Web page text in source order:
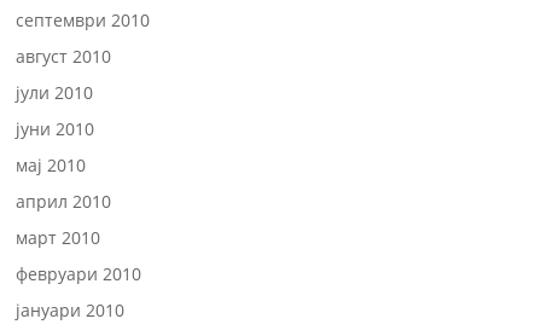
септември 2010
август 2010
јули 2010
јуни 2010
мај 2010
април 2010
март 2010
февруари 2010
јануари 2010